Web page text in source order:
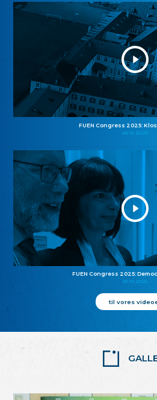
FUEN Congress 2025:
26.10.2025
FUEN Congress 2025:
25.10.2025
til vores